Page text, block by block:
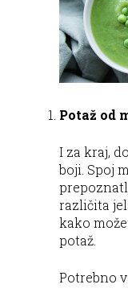
Potaž od
I za kraj,
boji. Spoj
različita
kako
potaž.
Potrebno